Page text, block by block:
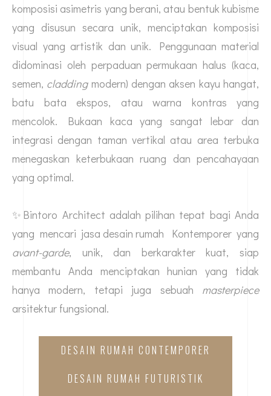
komposisi asimetris yang berani, atau bentuk kubisme
yang disusun secara unik, menciptakan komposisi
visual yang artistik dan unik. Penggunaan material
didominasi oleh perpaduan permukaan halus (kaca,
semen, claddingmodern) dengan aksen kayu hangat,
batu bata ekspos, atau warna kontras yang
mencolok. Bukaan kaca yang sangat lebar dan
integrasi dengan taman vertikal atau area terbuka
menegaskan keterbukaan ruang dan pencahayaan
yang optimal.
✨Bintoro Architect adalah pilihan tepat bagi Anda
yang mencari jasa desain rumah Kontemporer yang
avant-garde, unik, dan berkarakter kuat, siap
membantu Anda menciptakan hunian yang tidak
hanya modern, tetapi juga sebuah masterpiece
arsitektur fungsional.
DESAIN RUMAH CONTEMPORER
DESAIN RUMAH FUTURISTIK